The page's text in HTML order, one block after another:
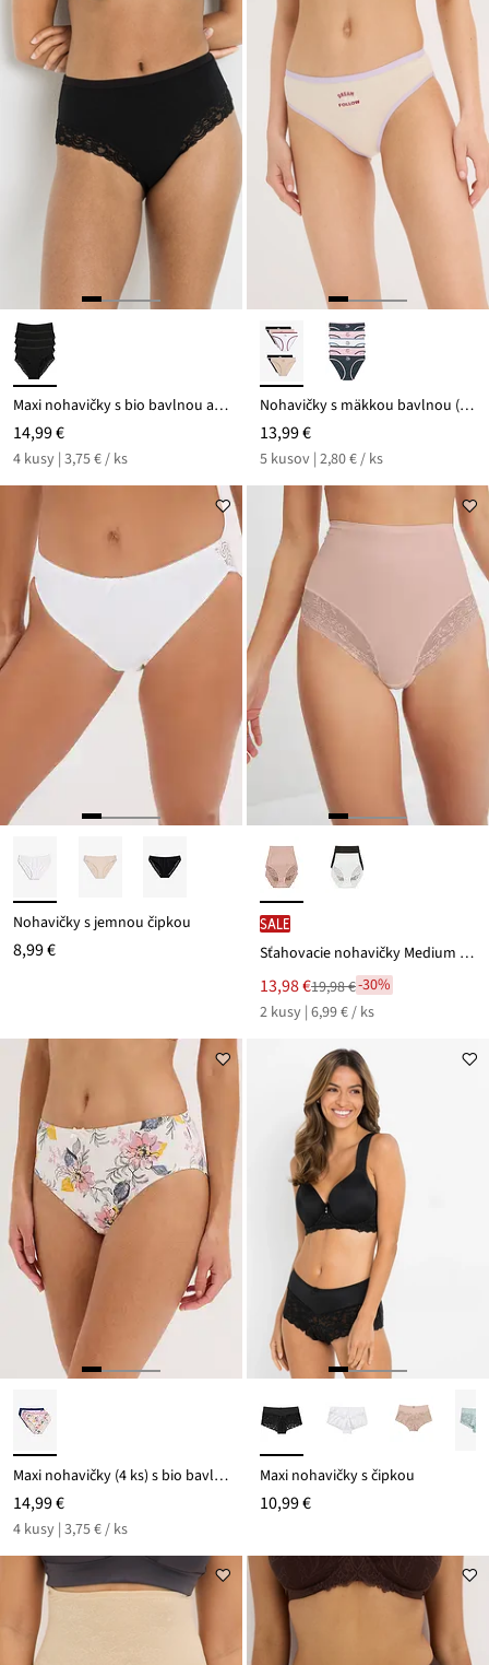
Maxi nohavičky s bio bavlnou a čipkou (4 ks)
14,99 €
4 kusy | 3,75 € / ks
Nohavičky s mäkkou bavlnou (5 ks v balení)
13,99 €
5 kusov | 2,80 € / ks
Nohavičky s jemnou čipkou
8,99 €
SALE
Sťahovacie nohavičky Medium (2 ks), Lasercut
Nová
cena
je
13,98 €
Zľava
z
19,98 €-30%
2 kusy | 6,99 € / ks
Maxi nohavičky (4 ks) s bio bavlnou
14,99 €
4 kusy | 3,75 € / ks
Maxi nohavičky s čipkou
10,99 €